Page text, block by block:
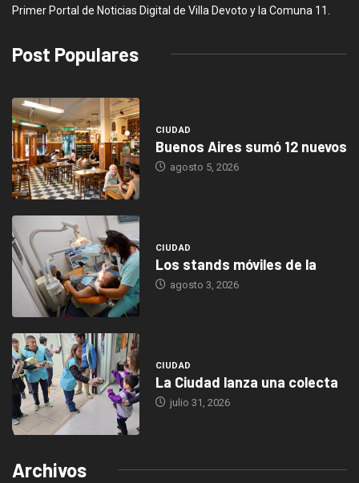
Primer Portal de Noticias Digital de Villa Devoto y la Comuna 11.
Post Populares
CIUDAD
Buenos Aires sumó 12 nuevos
agosto 5, 2026
CIUDAD
Los stands móviles de la
agosto 3, 2026
CIUDAD
La Ciudad lanza una colecta
julio 31, 2026
Archivos